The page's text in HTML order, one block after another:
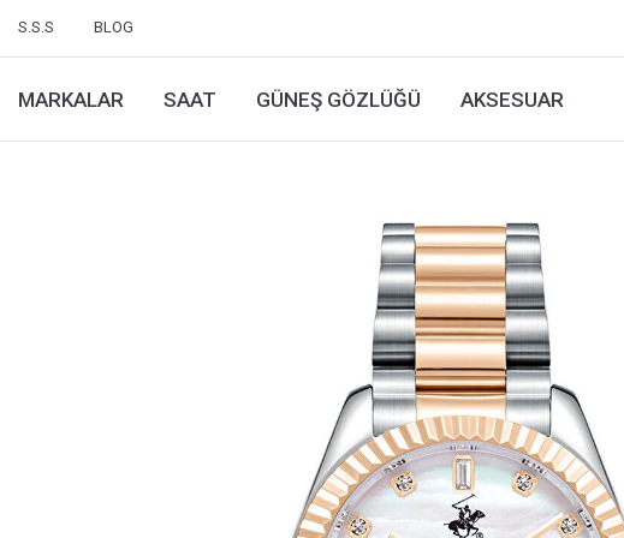
S.S.S BLOG
MARKALAR SAAT GÜNEŞ GÖZLÜĞÜ AKSESUAR